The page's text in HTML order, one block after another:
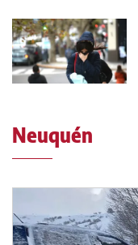
Neuquén